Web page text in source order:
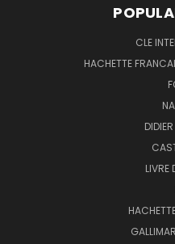
CLE
HACHETTE
LIVRE